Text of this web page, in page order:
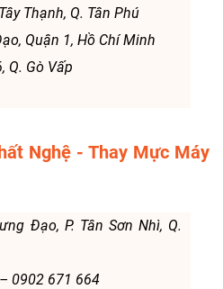
Thạnh, Q. Tân Phú
Quận 1, Hồ Chí Minh
Q. Gò Vấp
Nghệ - Thay Mực Máy
Đạo, P. Tân Sơn Nhì, Q.
0902 671 664